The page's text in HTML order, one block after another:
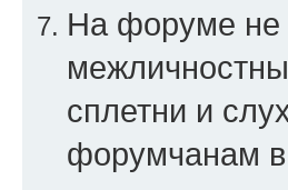
На форуме не
сплетни и
форумчанам